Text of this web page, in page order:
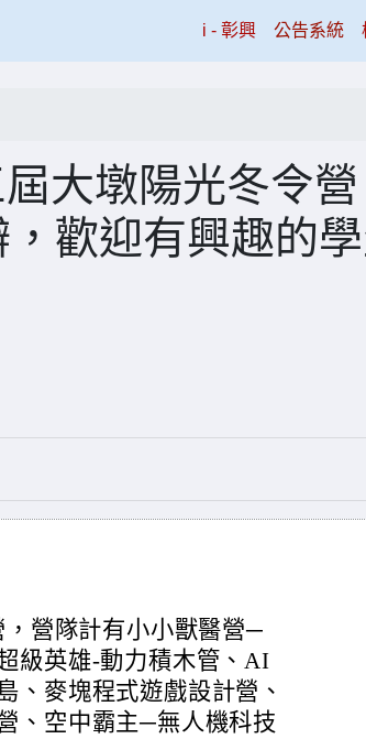
i - 彰興(current)
公告系統
大墩陽光冬令
歡迎有興趣的
營隊計有小小獸醫營─
級英雄-動力積木管、AI
、麥塊程式遊戲設計營、
、空中霸主─無人機科技